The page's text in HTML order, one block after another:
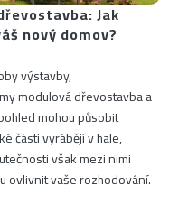
Jak
nový domov?
výstavby,
modulová dřevostavba a
mohou působit
části vyrábějí v hale,
však mezi nimi
ovlivnit vaše rozhodování.